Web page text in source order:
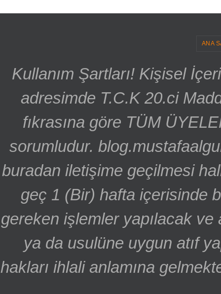
ANA
Kullanım Şartları! Kişisel
adresimde T.C.K 20.ci
fıkrasına göre TÜM
sorumludur.
buradan iletişime geçilmesi
geç 1 (Bir) hafta içerisinde
gereken işlemler yapılacak ve
ya da usulüne uygun atıf
hakları ihlali anlamına